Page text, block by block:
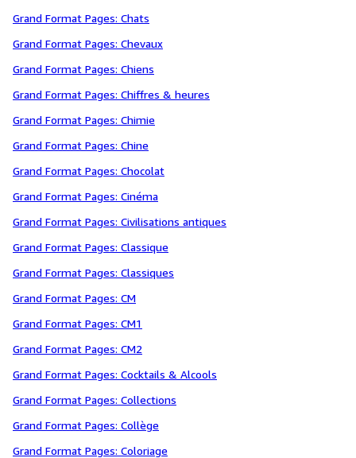
Grand Format Pages: Chats
Grand Format Pages: Chevaux
Grand Format Pages: Chiens
Grand Format Pages: Chiffres & heures
Grand Format Pages: Chimie
Grand Format Pages: Chine
Grand Format Pages: Chocolat
Grand Format Pages: Cinéma
Grand Format Pages: Civilisations antiques
Grand Format Pages: Classique
Grand Format Pages: Classiques
Grand Format Pages: CM
Grand Format Pages: CM1
Grand Format Pages: CM2
Grand Format Pages: Cocktails & Alcools
Grand Format Pages: Collections
Grand Format Pages: Collège
Grand Format Pages: Coloriage